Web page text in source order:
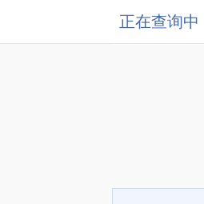
正在查询中